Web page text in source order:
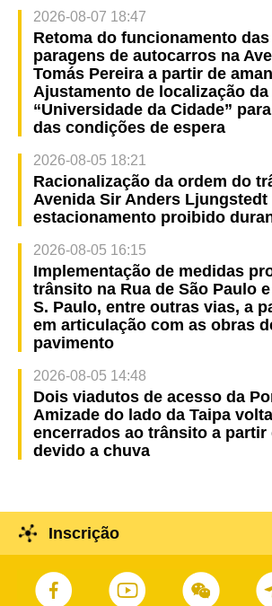
2026-08-07 18:47
Retoma do funcionamento
paragens de autocarros na
Tomás Pereira a partir de
Ajustamento de localização da
“Universidade da Cidade”
das condições de espera
2026-08-05 18:21
Racionalização da ordem do
Avenida Sir Anders Ljungstedt
estacionamento proibido
2026-08-05 16:15
Implementação de medidas
trânsito na Rua de São Paulo
S. Paulo, entre outras vias, a
em articulação com as obras
pavimento
2026-08-05 14:48
Dois viadutos de acesso da
Amizade do lado da Taipa
encerrados ao trânsito a partir
devido a chuva
Inscrição